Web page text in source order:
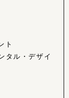
ト
タル・デザイ